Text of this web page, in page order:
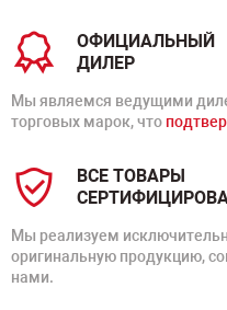
ОФИЦИАЛЬНЫЙ
ДИЛЕР
Мы являемся ведущими
торговых марок, что
ВСЕ ТОВАРЫ
Мы реализуем
оригинальную продукцию,
нами.